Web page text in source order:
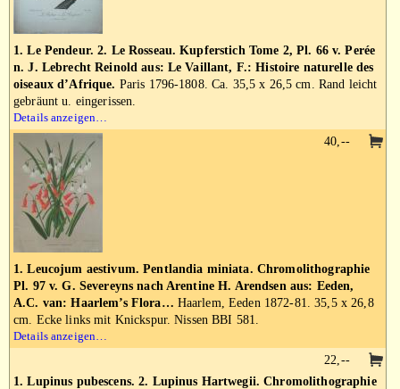
1. Le Pendeur. 2. Le Rosseau. Kupferstich Tome 2, Pl. 66 v. Perée
n. J. Lebrecht Reinold aus: Le Vaillant, F.: Histoire naturelle des
oiseaux d’Afrique. Paris 1796-1808. Ca. 35,5 x 26,5 cm. Rand leicht
gebräunt u. eingerissen.
Details anzeigen…
1. Leucojum aestivum. Pentlandia miniata. Chromolithographie
Pl. 97 v. G. Severeyns nach Arentine H. Arendsen aus: Eeden,
A.C. van: Haarlem’s Flora… Haarlem, Eeden 1872-81. 35,5 x 26,8
cm. Ecke links mit Knickspur. Nissen BBI 581.
Details anzeigen…
40,--
1. Lupinus pubescens. 2. Lupinus Hartwegii. Chromolithographie
22,--